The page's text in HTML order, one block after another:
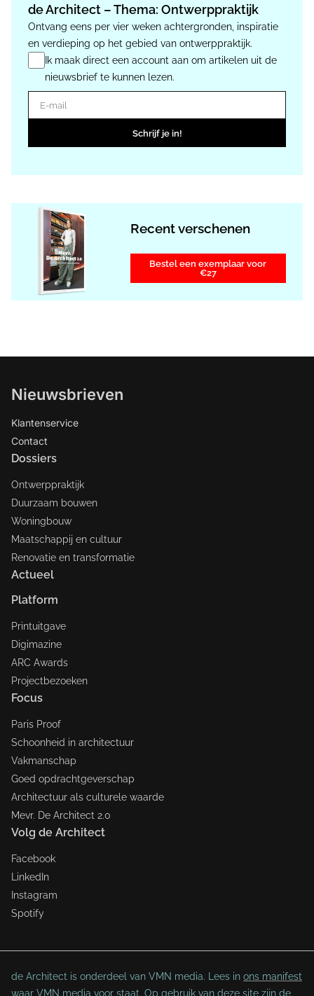
de Architect – Thema: Ontwerppraktijk
Ontvang eens per vier weken achtergronden, inspiratie
en verdieping op het gebied van ontwerppraktijk.
Ik maak direct een account aan om artikelen uit de
nieuwsbrief te kunnen lezen.
E-mail
Schrijf je in!
Recent verschenen
Bestel een exemplaar voor
€27
Nieuwsbrieven
Klantenservice
Contact
Dossiers
Ontwerppraktijk
Duurzaam bouwen
Woningbouw
Maatschappij en cultuur
Renovatie en transformatie
Actueel
Platform
Printuitgave
Digimazine
ARC Awards
Projectbezoeken
Focus
Paris Proof
Schoonheid in architectuur
Vakmanschap
Goed opdrachtgeverschap
Architectuur als culturele waarde
Mevr. De Architect 2.0
Volg de Architect
Facebook
LinkedIn
Instagram
Spotify
de Architect is onderdeel van VMN media. Lees in ons manifest
waar VMN media voor staat. Op gebruik van deze site zijn de